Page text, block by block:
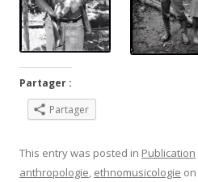
Partager :
Partager
This entry was posted in Publication
anthropologie, ethnomusicologie on